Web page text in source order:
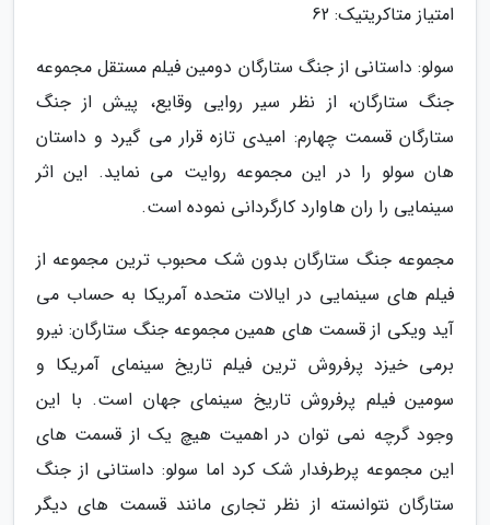
امتیاز متاکریتیک: 62
سولو: داستانی از جنگ ستارگان دومین فیلم مستقل مجموعه
جنگ ستارگان، از نظر سیر روایی وقایع، پیش از جنگ
ستارگان قسمت چهارم: امیدی تازه قرار می گیرد و داستان
هان سولو را در این مجموعه روایت می نماید. این اثر
سینمایی را ران هاوارد کارگردانی نموده است.
مجموعه جنگ ستارگان بدون شک محبوب ترین مجموعه از
فیلم های سینمایی در ایالات متحده آمریکا به حساب می
آید ویکی از قسمت های همین مجموعه جنگ ستارگان: نیرو
برمی خیزد پرفروش ترین فیلم تاریخ سینمای آمریکا و
سومین فیلم پرفروش تاریخ سینمای جهان است. با این
وجود گرچه نمی توان در اهمیت هیچ یک از قسمت های
این مجموعه پرطرفدار شک کرد اما سولو: داستانی از جنگ
ستارگان نتوانسته از نظر تجاری مانند قسمت های دیگر